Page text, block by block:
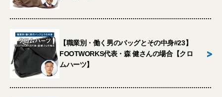
【職業別・働く男のバッグとその中身#23】
FOOTWORKS代表・森 健さんの場合【クロ
ムハーツ】
>